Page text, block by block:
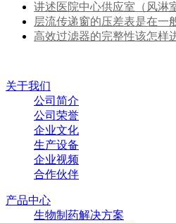
讲述医院中心供应室（风淋
层流传递窗的压差表是在一
高效过滤器的完整性该怎样
关于我们
公司简介
公司荣誉
企业文化
生产设备
企业视频
合作伙伴
产品中心
生物制药解决方案